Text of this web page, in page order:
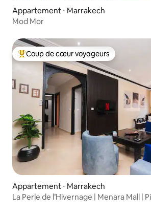
Appartement ⋅ Marrakech
Mod Mor
Coups de cœur voyageurs les plus
Coup de cœur voyageurs
Appartement ⋅ Marrakech
La Perle de l’Hivernage | Menara Mall |